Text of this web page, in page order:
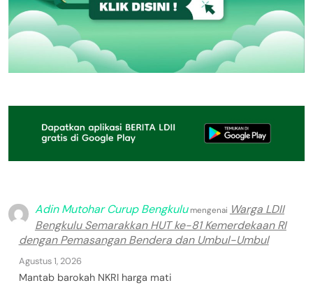
Adin Mutohar Curup Bengkulumengenai Warga LDII
Bengkulu Semarakkan HUT ke-81 Kemerdekaan RI
dengan Pemasangan Bendera dan Umbul-Umbul
Agustus 1, 2026
Mantab barokah NKRI harga mati